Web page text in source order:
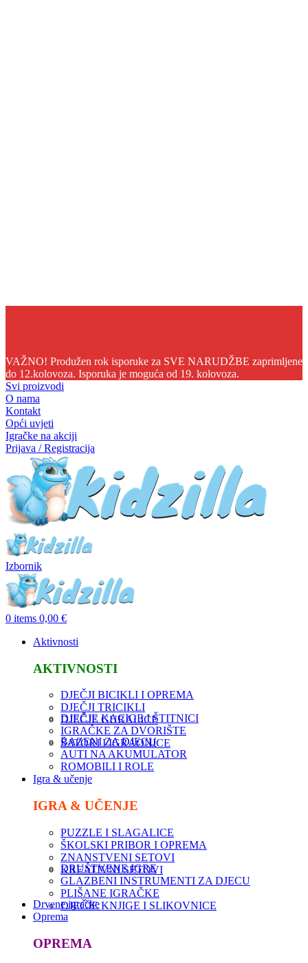
VAŽNO! Produžen rok isporuke za SVE NARUDŽBE zaprimljene
do 12.kolovoza. Isporuka je moguća od 19. kolovoza.
Svi proizvodi
O nama
Kontakt
Opći uvjeti
Igračke na akciji
Prijava / Registracija
Izbornik
0 items 0,00 €
Aktivnosti
AKTIVNOSTI
DJEČJI BICIKLI I OPREMA
DJEČJI TRICIKLI
DJEČJE GURALICE
DJEČJE KACIGE I ŠTITNICI
IGRAČKE ZA DVORIŠTE
ŠATORI I IGRAONICE
BAZENI ZA DJECU
AUTI NA AKUMULATOR
ROMOBILI I ROLE
Igra & učenje
IGRA & UČENJE
PUZZLE I SLAGALICE
ŠKOLSKI PRIBOR I OPREMA
ZNANSTVENI SETOVI
KREATIVNI SETOVI
DRUŠTVENE IGRE
GLAZBENI INSTRUMENTI ZA DJECU
PLIŠANE IGRAČKE
DJEČJE KNJIGE I SLIKOVNICE
Drvene igračke
Oprema
OPREMA